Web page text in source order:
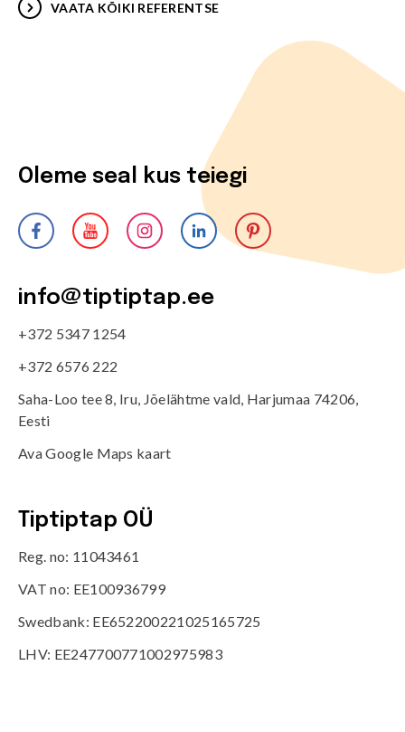
VAATA KÕIKI REFERENTSE
Oleme seal kus teiegi
info@tiptiptap.ee
+372 5347 1254
+372 6576 222
Saha-Loo tee 8, Iru, Jõelähtme vald, Harjumaa 74206,
Eesti
Ava Google Maps kaart
Tiptiptap OÜ
Reg. no: 11043461
VAT no: EE100936799
Swedbank: EE652200221025165725
LHV: EE247700771002975983